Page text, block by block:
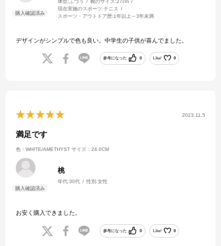
現在実施のスポーツ:テニス
スポーツ・アウトドア歴:1年以上～3年未満
デザインがシンプルで色も良い。中学生の子供が喜んでました。
参考になった 0 Like! 0
2023.11.5
満足です
色：WHITE/AMETHYST サイズ：24.0CM
桃
年代:30代 性別:女性
お安く購入できました。
参考になった 0 Like! 0